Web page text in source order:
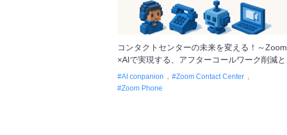
コンタクトセンターの未来を変える！～Zoom
×AIで実現する、アフターコールワーク削減と
対応品質向上～
AI conpanion
Zoom Contact Center
Zoom Phone